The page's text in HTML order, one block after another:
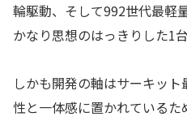
輪駆動、そして992世代最軽
かなり思想のはっきりした1台
しかも開発の軸はサーキッ
性と一体感に置かれている